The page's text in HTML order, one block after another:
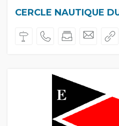
CERCLE NAUTIQUE